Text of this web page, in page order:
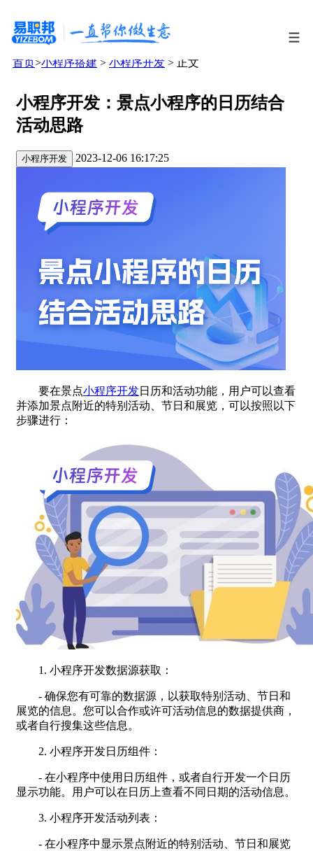
首页>小程序搭建 > 小程序开发 > 正文
小程序开发：景点小程序的日历结合
活动思路
小程序开发 2023-12-06 16:17:25
要在景点小程序开发日历和活动功能，用户可以查看
并添加景点附近的特别活动、节日和展览，可以按照以下
步骤进行：
1. 小程序开发数据源获取：
- 确保您有可靠的数据源，以获取特别活动、节日和
展览的信息。您可以合作或许可活动信息的数据提供商，
或者自行搜集这些信息。
2. 小程序开发日历组件：
- 在小程序中使用日历组件，或者自行开发一个日历
显示功能。用户可以在日历上查看不同日期的活动信息。
3. 小程序开发活动列表：
- 在小程序中显示景点附近的特别活动、节日和展览